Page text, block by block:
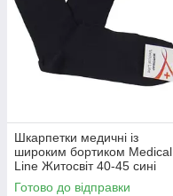
Шкарпетки медичні із
широким бортиком Medical
Line Житосвіт 40-45 сині
Готово до відправки